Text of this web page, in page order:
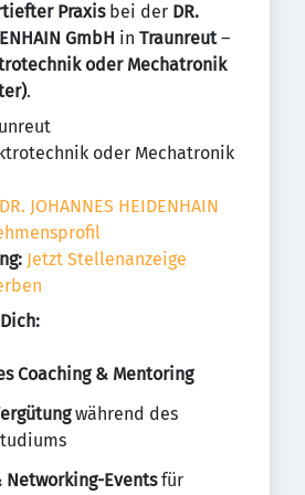
Praxisbei der DR.
GmbH in Traunreut–
oder Mechatronik
.
oder Mechatronik
DR. JOHANNES HEIDENHAIN
Jetzt Stellenanzeige
Coaching & Mentoring
während des
Networking-Eventsfür